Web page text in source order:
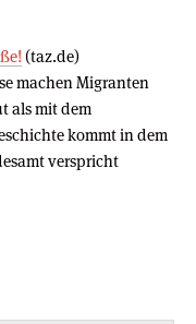
(taz.de)
machen Migranten
als mit dem
kommt in dem
verspricht